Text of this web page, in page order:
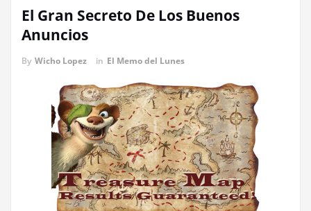
El Gran Secreto De Los Buenos
Anuncios
By Wicho Lopez in El Memo del Lunes